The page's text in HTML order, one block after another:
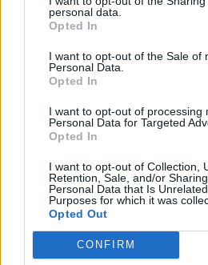
personal data.
Opted In
I want to opt-out of the Sale of
Personal Data.
Opted In
I want to opt-out of processing
Personal Data for Targeted
Opted In
I want to opt-out of Collection,
Retention, Sale, and/or
Personal Data that Is
Purposes for which it was
Opted Out
CONFIRM
bėgimas bus puikus savęs